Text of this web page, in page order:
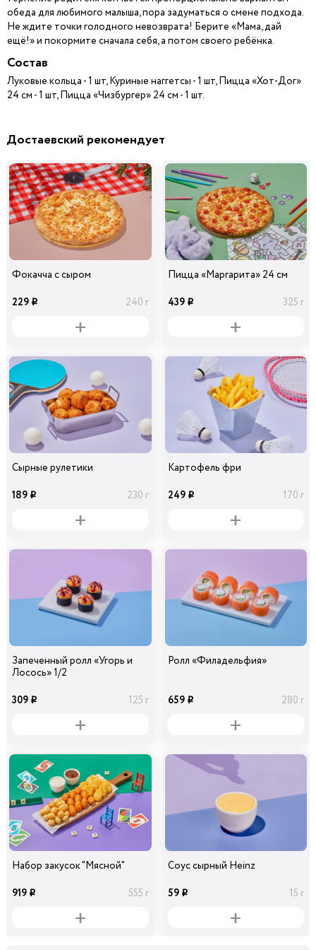
обеда для любимого малыша, пора задуматься о смене подхода.
Не ждите точки голодного невозврата! Берите «Мама, дай
ещё!» и покормите сначала себя, а потом своего ребёнка.
Состав
Луковые кольца - 1 шт, Куриные наггетсы - 1 шт, Пицца «Хот-Дог»
24 см - 1 шт, Пицца «Чизбургер» 24 см - 1 шт.
Достаевский рекомендует
Фокачча с сыром
229 i 240 г
Пицца «Маргарита» 24 см
439 i 325 г
Сырные рулетики
189 i 230 г
Картофель фри
249 i 170 г
Запеченный ролл «Угорь и
Лосось» 1/2
309 i 125 г
Ролл «Филадельфия»
659 i 280 г
Набор закусок "Мясной"
919 i 555 г
Соус сырный Heinz
59 i 15 г